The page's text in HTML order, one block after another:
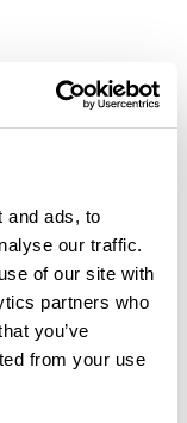
and ads, to
our traffic.
of our site with
partners who
you’ve
from your use
recensione.